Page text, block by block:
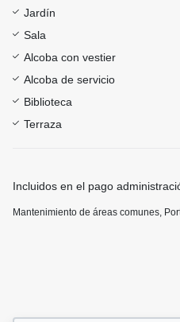
Jardín
Sala
Alcoba con vestier
Alcoba de servicio
Biblioteca
Terraza
Incluidos en el pago
Mantenimiento de áreas comunes,